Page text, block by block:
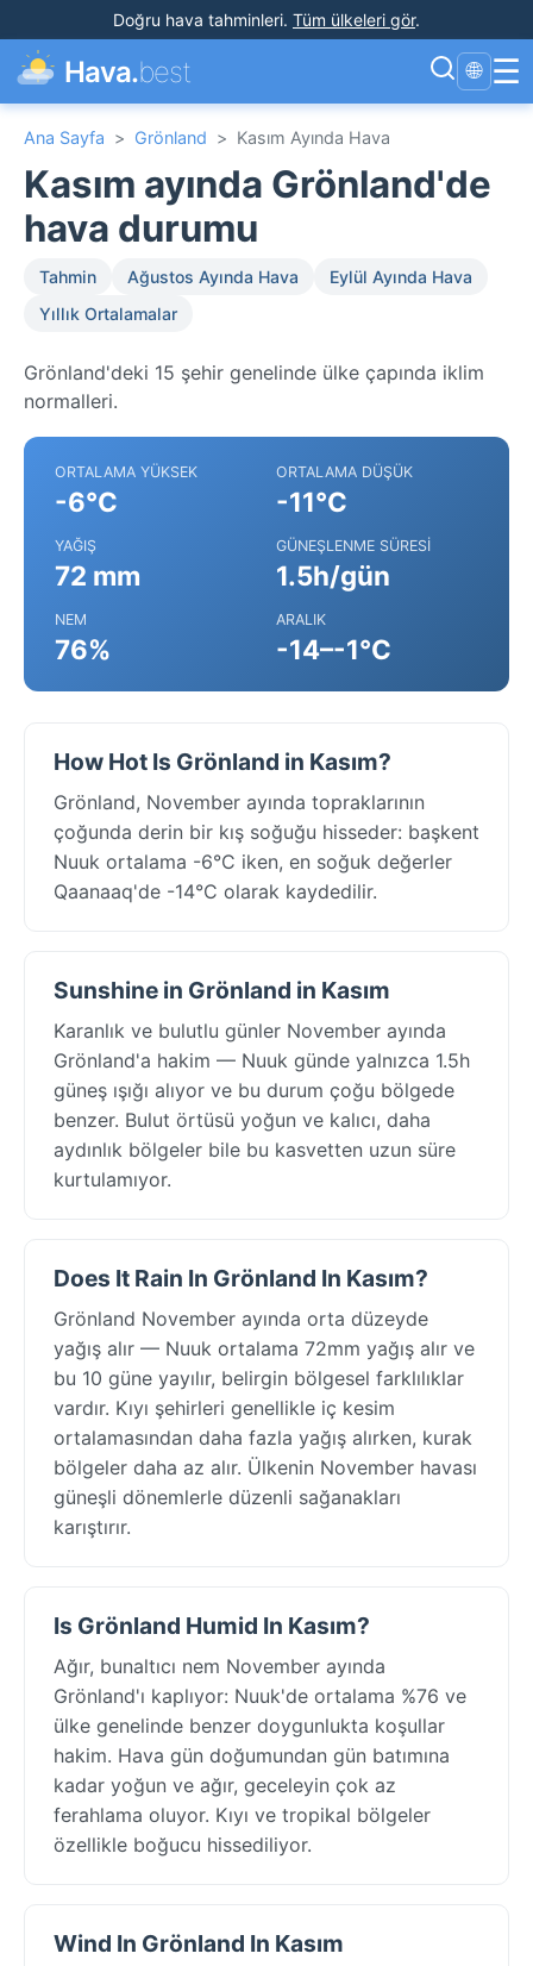
Doğru hava tahminleri. Tüm ülkeleri gör.
Hava.best 🌐 ☰
Ana Sayfa > Grönland > Kasım Ayında Hava
Kasım ayında Grönland'de
hava durumu
Tahmin Ağustos Ayında Hava
Eylül Ayında Hava
Yıllık Ortalamalar
Grönland'deki 15 şehir genelinde ülke çapında iklim
normalleri.
ORTALAMA YÜKSEK
-6°C
ORTALAMA DÜŞÜK
-11°C
YAĞIŞ
72 mm
GÜNEŞLENME SÜRESI
1.5h/gün
NEM
76%
ARALIK
-14–-1°C
How Hot Is Grönland in Kasım?
Grönland, November ayında topraklarının
çoğunda derin bir kış soğuğu hisseder: başkent
Nuuk ortalama -6°C iken, en soğuk değerler
Qaanaaq'de -14°C olarak kaydedilir.
Sunshine in Grönland in Kasım
Karanlık ve bulutlu günler November ayında
Grönland'a hakim — Nuuk günde yalnızca 1.5h
güneş ışığı alıyor ve bu durum çoğu bölgede
benzer. Bulut örtüsü yoğun ve kalıcı, daha
aydınlık bölgeler bile bu kasvetten uzun süre
kurtulamıyor.
Does It Rain In Grönland In Kasım?
Grönland November ayında orta düzeyde
yağış alır — Nuuk ortalama 72mm yağış alır ve
bu 10 güne yayılır, belirgin bölgesel farklılıklar
vardır. Kıyı şehirleri genellikle iç kesim
ortalamasından daha fazla yağış alırken, kurak
bölgeler daha az alır. Ülkenin November havası
güneşli dönemlerle düzenli sağanakları
karıştırır.
Is Grönland Humid In Kasım?
Ağır, bunaltıcı nem November ayında
Grönland'ı kaplıyor: Nuuk'de ortalama %76 ve
ülke genelinde benzer doygunlukta koşullar
hakim. Hava gün doğumundan gün batımına
kadar yoğun ve ağır, geceleyin çok az
ferahlama oluyor. Kıyı ve tropikal bölgeler
özellikle boğucu hissediliyor.
Wind In Grönland In Kasım